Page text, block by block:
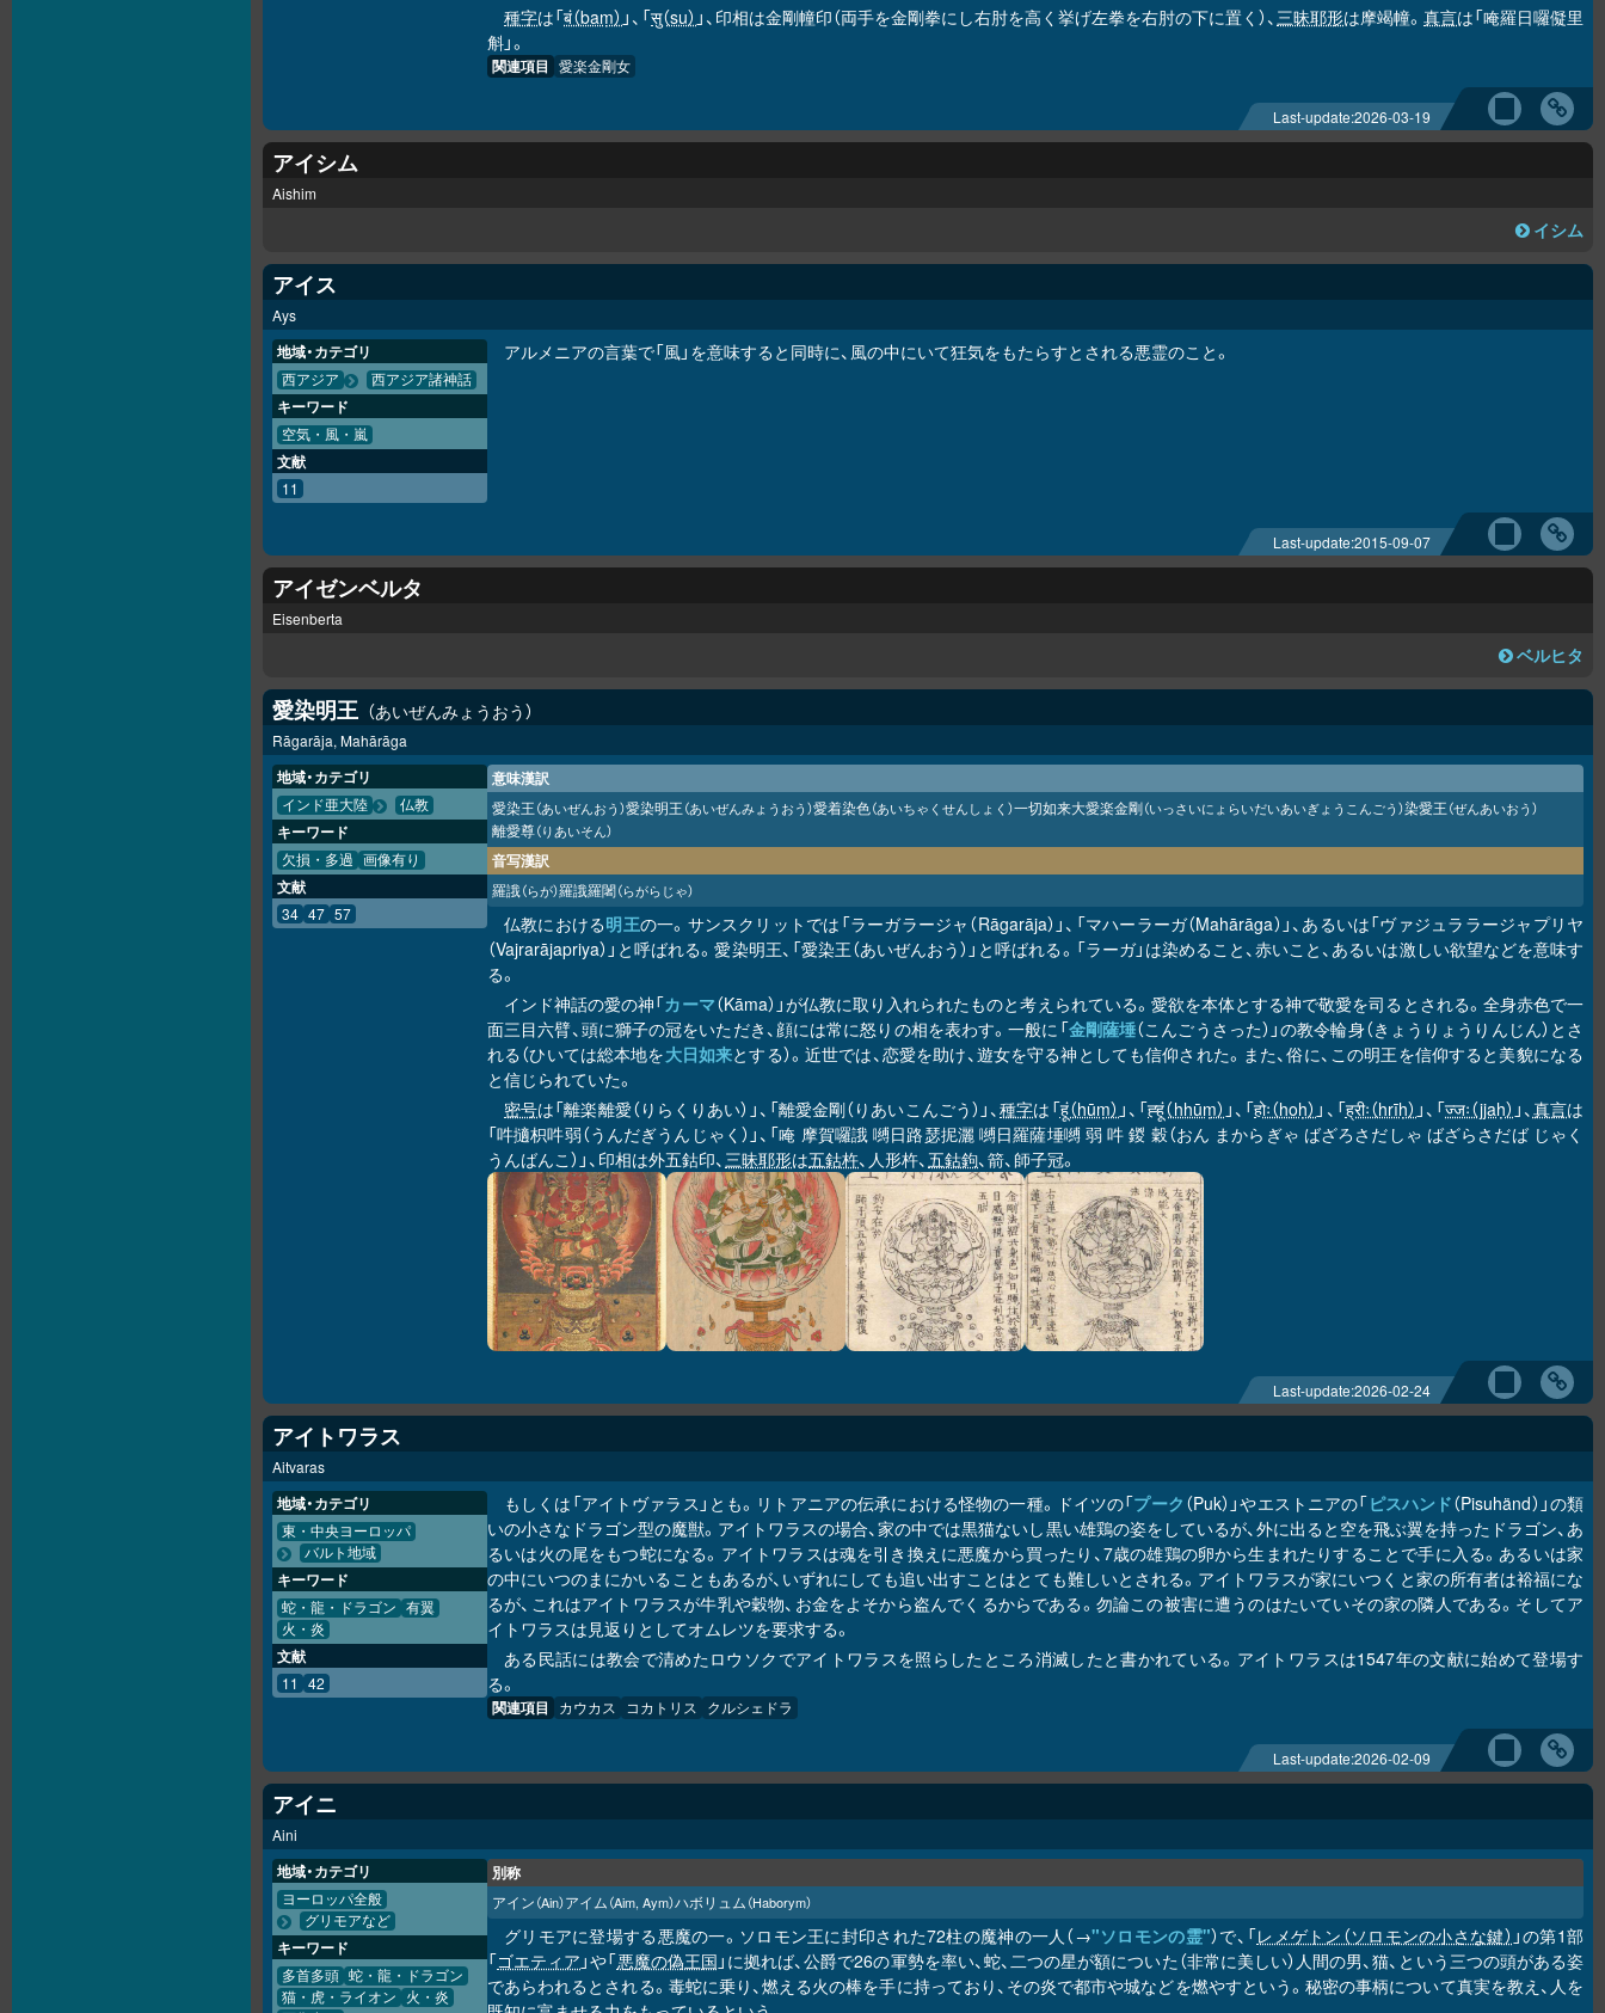
種字は「बं（baṃ） 」、「सु（su） 」、印相は金剛幢印（両手を金剛拳にし右肘を高く挙げ左拳を右肘の下に置く）、三昧耶形は摩竭幢。 真言は「唵羅日囉儗里
斛」。
関連項目 愛楽金剛女
Last-update:2026-03-19
アイシム
Aishim
イシム
アイス
Ays
アルメニアの言葉で「風」を意味すると同時に、風の中にいて狂気をもたらすとされる悪霊のこと。
地域・カテゴリ
西アジア 西アジア諸神話
キーワード
空気・風・嵐
文献
11
Last-update:2015-09-07
アイゼンベルタ
Eisenberta
ベルヒタ
愛染明王 あいぜんみょうおう
Rāgarāja, Mahārāga
意味漢訳
愛染王（あいぜんおう）愛染明王（あいぜんみょうおう）愛着染色（あいちゃくせんしょく）一切如来大愛楽金剛（いっさいにょらいだいあいぎょうこんごう）染愛王（ぜんあいおう）
離愛尊（りあいそん）
音写漢訳
羅誐（らが）羅誐羅闍（らがらじゃ）
仏教における明王の一。サンスクリットでは「ラーガラージャ（Rāgarāja）」、「マハーラーガ（Mahārāga）」、あるいは「ヴァジュララージャプリヤ
（Vajrarājapriya）」と呼ばれる。愛染明王、「愛染王（あいぜんおう）」と呼ばれる。「ラーガ」は染めること、赤いこと、あるいは激しい欲望などを意味す
る。
インド神話の愛の神「カーマ（Kāma）」が仏教に取り入れられたものと考えられている。愛欲を本体とする神で敬愛を司るとされる。全身赤色で一
面三目六臂、頭に獅子の冠をいただき、顔には常に怒りの相を表わす。一般に「金剛薩埵（こんごうさった）」の教令輪身（きょうりょうりんじん）とさ
れる（ひいては総本地を大日如来とする）。近世では、恋愛を助け、遊女を守る神としても信仰された。また、俗に、この明王を信仰すると美貌になる
と信じられていた。
密号は「離楽離愛（りらくりあい）」、「離愛金剛（りあいこんごう）」、種字は「हूं（hūṃ） 」、「ह्हूं（hhūṃ） 」、「होः（hoḥ） 」、「ह्रीः（hrīḥ） 」、「ज्जः（jjaḥ） 」、真言は
「吽擿枳吽弱（うんだぎうんじゃく）」、「唵 摩賀囉誐 嚩日路瑟抳灑 嚩日羅薩埵嚩 弱 吽 鍐 穀（おん まからぎゃ ばざろさだしゃ ばざらさだば じゃく
うんばんこ）」、印相は外五鈷印、三昧耶形は五鈷杵、人形杵、五鈷鉤、箭、師子冠。
地域・カテゴリ
インド亜大陸 仏教
キーワード
欠損・多過 画像有り
文献
34 47 57
Last-update:2026-02-24
アイトワラス
Aitvaras
もしくは「アイトヴァラス」とも。リトアニアの伝承における怪物の一種。ドイツの「プーク （Puk）」やエストニアの「ピスハンド（Pisuhänd）」の類
いの小さなドラゴン型の魔獣。アイトワラスの場合、家の中では黒猫ないし黒い雄鶏の姿をしているが、外に出ると空を飛ぶ翼を持ったドラゴン、あ
るいは火の尾をもつ蛇になる。アイトワラスは魂を引き換えに悪魔から買ったり、7歳の雄鶏の卵から生まれたりすることで手に入る。あるいは家
の中にいつのまにかいることもあるが、いずれにしても追い出すことはとても難しいとされる。アイトワラスが家にいつくと家の所有者は裕福にな
るが、これはアイトワラスが牛乳や穀物、お金をよそから盗んでくるからである。勿論この被害に遭うのはたいていその家の隣人である。そしてア
イトワラスは見返りとしてオムレツを要求する。
ある民話には教会で清めたロウソクでアイトワラスを照らしたところ消滅したと書かれている。アイトワラスは1547年の文献に始めて登場す
る。
関連項目 カウカス コカトリス クルシェドラ
地域・カテゴリ
東・中央ヨーロッパ
バルト地域
キーワード
蛇・龍・ドラゴン
有翼
火・炎
文献
11 42
Last-update:2026-02-09
アイニ
Aini
別称
アイン（Ain）アイム（Aim, Aym）ハボリュム（Haborym）
グリモアに登場する悪魔の一。ソロモン王に封印された72柱の魔神の一人（→"ソロモンの霊"）で、「レメゲトン（ソロモンの小さな鍵） 」の第1部
「ゴエティア 」や「悪魔の偽王国 」に拠れば、公爵で26の軍勢を率い、蛇、二つの星が額についた（非常に美しい）人間の男、猫、という三つの頭がある姿
であらわれるとされる。毒蛇に乗り、燃える火の棒を手に持っており、その炎で都市や城などを燃やすという。秘密の事柄について真実を教え、人を
地域・カテゴリ
ヨーロッパ全般
グリモアなど
キーワード
多首多頭 蛇・龍・ドラゴン
猫・虎・ライオン
火・炎